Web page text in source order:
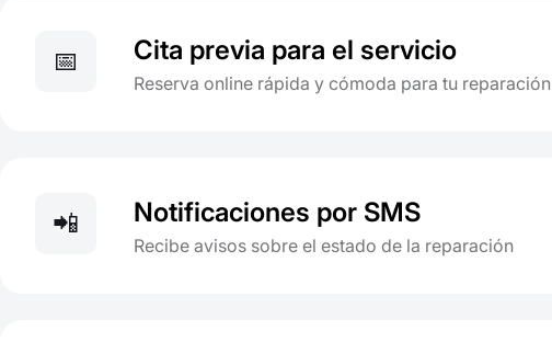
📅 Cita previa para el servicio
Reserva online rápida y cómoda para tu reparación
📲 Notificaciones por SMS
Recibe avisos sobre el estado de la reparación